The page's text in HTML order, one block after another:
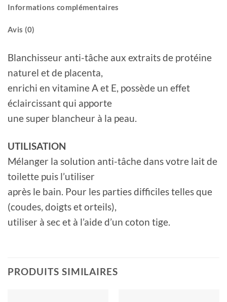
Informations complémentaires
Avis (0)
Blanchisseur anti-tâche aux extraits de protéine
naturel et de placenta,
enrichi en vitamine A et E, possède un effet
éclaircissant qui apporte
une super blancheur à la peau.
UTILISATION
Mélanger la solution anti-tâche dans votre lait de
toilette puis l’utiliser
après le bain. Pour les parties difficiles telles que
(coudes, doigts et orteils),
utiliser à sec et à l’aide d’un coton tige.
PRODUITS SIMILAIRES